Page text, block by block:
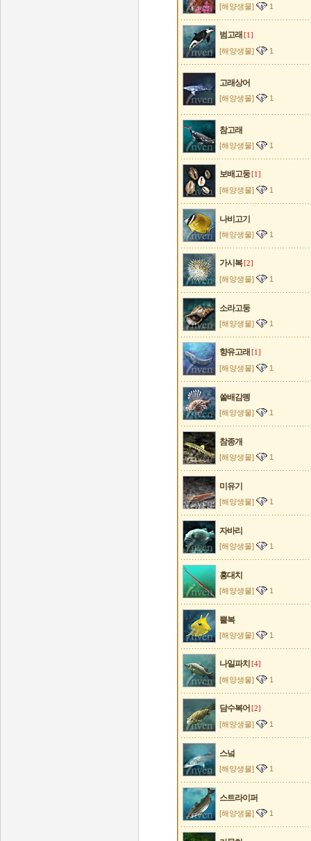
[해양생물] 1
범고래 [1]
[해양생물] 1
고래상어
[해양생물] 1
참고래
[해양생물] 1
보배고둥 [1]
[해양생물] 1
나비고기
[해양생물] 1
가시복 [2]
[해양생물] 1
소라고둥
[해양생물] 1
향유고래 [1]
[해양생물] 1
쏠배감펭
[해양생물] 1
참종개
[해양생물] 1
미유기
[해양생물] 1
자바리
[해양생물] 1
홍대치
[해양생물] 1
뿔복
[해양생물] 1
나일파치 [4]
[해양생물] 1
담수복어 [2]
[해양생물] 1
스넠
[해양생물] 1
스트라이퍼
[해양생물] 1